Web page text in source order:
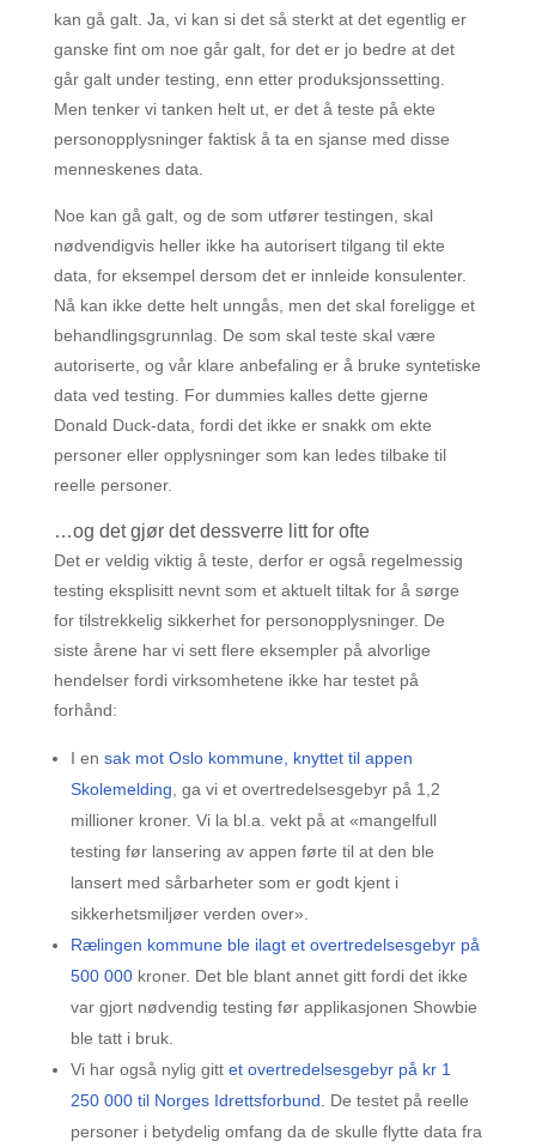
kan gå galt. Ja, vi kan si det så sterkt at det egentlig er
ganske fint om noe går galt, for det er jo bedre at det
går galt under testing, enn etter produksjonssetting.
Men tenker vi tanken helt ut, er det å teste på ekte
personopplysninger faktisk å ta en sjanse med disse
menneskenes data.
Noe kan gå galt, og de som utfører testingen, skal
nødvendigvis heller ikke ha autorisert tilgang til ekte
data, for eksempel dersom det er innleide konsulenter.
Nå kan ikke dette helt unngås, men det skal foreligge et
behandlingsgrunnlag. De som skal teste skal være
autoriserte, og vår klare anbefaling er å bruke syntetiske
data ved testing. For dummies kalles dette gjerne
Donald Duck-data, fordi det ikke er snakk om ekte
personer eller opplysninger som kan ledes tilbake til
reelle personer.
…og det gjør det dessverre litt for ofte
Det er veldig viktig å teste, derfor er også regelmessig
testing eksplisitt nevnt som et aktuelt tiltak for å sørge
for tilstrekkelig sikkerhet for personopplysninger. De
siste årene har vi sett flere eksempler på alvorlige
hendelser fordi virksomhetene ikke har testet på
forhånd:
I en sak mot Oslo kommune, knyttet til appen
Skolemelding , ga vi et overtredelsesgebyr på 1,2
millioner kroner. Vi la bl.a. vekt på at «mangelfull
testing før lansering av appen førte til at den ble
lansert med sårbarheter som er godt kjent i
sikkerhetsmiljøer verden over».
Rælingen kommune ble ilagt et overtredelsesgebyr på
500 000kroner. Det ble blant annet gitt fordi det ikke
var gjort nødvendig testing før applikasjonen Showbie
ble tatt i bruk.
Vi har også nylig gitt et overtredelsesgebyr på kr 1
250 000 til Norges Idrettsforbund . De testet på reelle
personer i betydelig omfang da de skulle flytte data fra